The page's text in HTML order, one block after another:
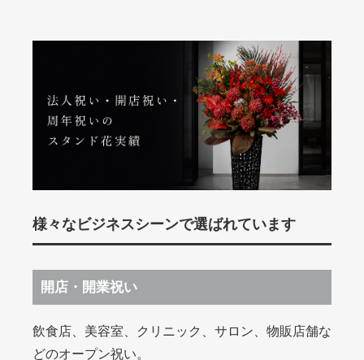
様々なビジネスシーンで選ばれています
開店・開業祝い
飲食店、美容室、クリニック、サロン、物販店舗な
どのオープン祝い。